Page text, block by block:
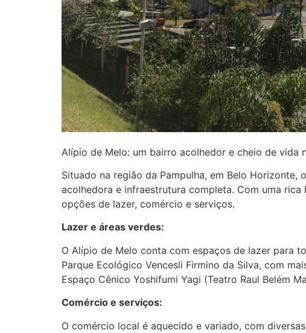
Alípio de Melo: um bairro acolhedor e cheio de vida
Situado na região da Pampulha, em Belo
acolhedora e infraestrutura completa. Com uma
opções de lazer, comércio e serviços.
Lazer e áreas verdes:
O Alípio de Melo conta com espaços de lazer para
Parque Ecológico Vencesli Firmino da Silva, com
Espaço Cênico Yoshifumi Yagi (Teatro Raul Belém
Comércio e serviços:
O comércio local é aquecido e variado, com